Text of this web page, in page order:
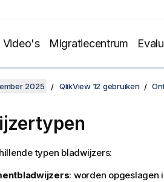
Video's Migratiecentrum
2025 QlikView 12 gebruiken
typen bladwijzers:
: worden opgeslagen